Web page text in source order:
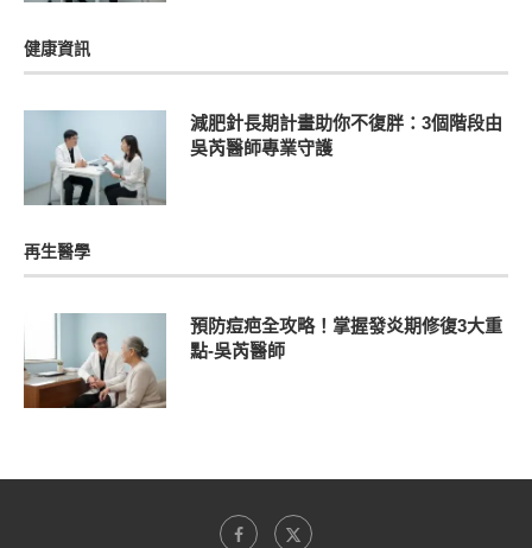
健康資訊
減肥針長期計畫助你不復胖：3個階段由
吳芮醫師專業守護
再生醫學
預防痘疤全攻略！掌握發炎期修復3大重
點-吳芮醫師